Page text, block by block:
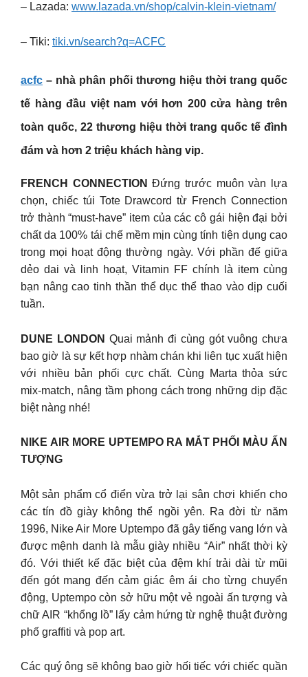
– Lazada: www.lazada.vn/shop/calvin-klein-vietnam/
– Tiki: tiki.vn/search?q=ACFC
acfc – nhà phân phối thương hiệu thời trang quốc
tế hàng đầu việt nam với hơn 200 cửa hàng trên
toàn quốc, 22 thương hiệu thời trang quốc tế đình
đám và hơn 2 triệu khách hàng vip.
FRENCH CONNECTION Đứng trước muôn vàn lựa
chọn, chiếc túi Tote Drawcord từ French Connection
trở thành “must-have” item của các cô gái hiện đại bởi
chất da 100% tái chế mềm mịn cùng tính tiện dụng cao
trong mọi hoạt động thường ngày. Với phần đế giữa
dẻo dai và linh hoạt, Vitamin FF chính là item cùng
bạn nâng cao tinh thần thể dục thể thao vào dịp cuối
tuần.
DUNE LONDON Quai mảnh đi cùng gót vuông chưa
bao giờ là sự kết hợp nhàm chán khi liên tục xuất hiện
với nhiều bản phối cực chất. Cùng Marta thỏa sức
mix-match, nâng tầm phong cách trong những dịp đặc
biệt nàng nhé!
NIKE AIR MORE UPTEMPO RA MẮT PHỐI MÀU ẤN
TƯỢNG
Một sản phẩm cổ điển vừa trở lại sân chơi khiến cho
các tín đồ giày không thể ngồi yên. Ra đời từ năm
1996, Nike Air More Uptempo đã gây tiếng vang lớn và
được mệnh danh là mẫu giày nhiều “Air” nhất thời kỳ
đó. Với thiết kế đặc biệt của đệm khí trải dài từ mũi
đến gót mang đến cảm giác êm ái cho từng chuyển
động, Uptempo còn sở hữu một vẻ ngoài ấn tượng và
chữ AIR “khổng lồ” lấy cảm hứng từ nghệ thuật đường
phố graffiti và pop art.
Các quý ông sẽ không bao giờ hối tiếc với chiếc quần